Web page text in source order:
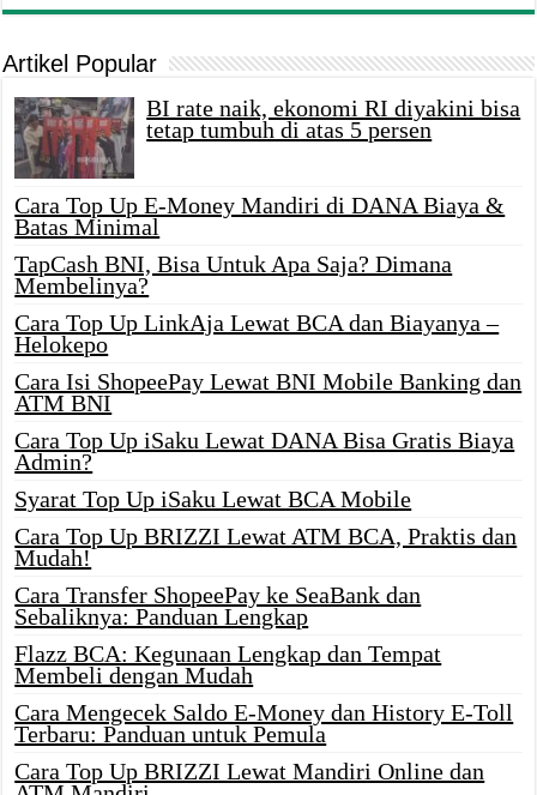
Artikel Popular
BI rate naik, ekonomi RI diyakini bisa
tetap tumbuh di atas 5 persen
Cara Top Up E-Money Mandiri di DANA Biaya &
Batas Minimal
TapCash BNI, Bisa Untuk Apa Saja? Dimana
Membelinya?
Cara Top Up LinkAja Lewat BCA dan Biayanya –
Helokepo
Cara Isi ShopeePay Lewat BNI Mobile Banking dan
ATM BNI
Cara Top Up iSaku Lewat DANA Bisa Gratis Biaya
Admin?
Syarat Top Up iSaku Lewat BCA Mobile
Cara Top Up BRIZZI Lewat ATM BCA, Praktis dan
Mudah!
Cara Transfer ShopeePay ke SeaBank dan
Sebaliknya: Panduan Lengkap
Flazz BCA: Kegunaan Lengkap dan Tempat
Membeli dengan Mudah
Cara Mengecek Saldo E-Money dan History E-Toll
Terbaru: Panduan untuk Pemula
Cara Top Up BRIZZI Lewat Mandiri Online dan